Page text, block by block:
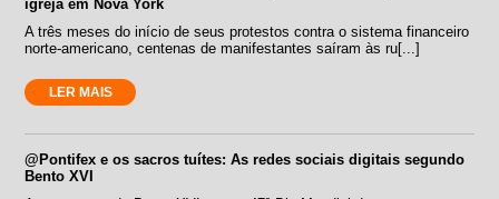
igreja em Nova York
A três meses do início de seus protestos contra o sistema financeiro
norte-americano, centenas de manifestantes saíram às ru[...]
LER MAIS
@Pontifex e os sacros tuítes: As redes sociais digitais segundo
Bento XVI